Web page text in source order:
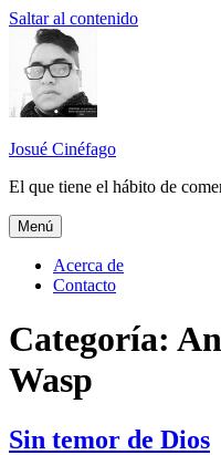
Saltar al contenido
Josué Cinéfago
El que tiene el hábito de
Menú
Acerca de
Contacto
Categoría:
Wasp
Sin temor de Dios